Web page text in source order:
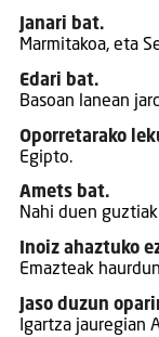
Janari bat.
Marmitakoa, eta
Edari bat.
Basoan lanean
Oporretarako
Egipto.
Amets bat.
Nahi duen
Inoiz ahaztuko
Emazteak
Jaso duzun
Igartza jauregian